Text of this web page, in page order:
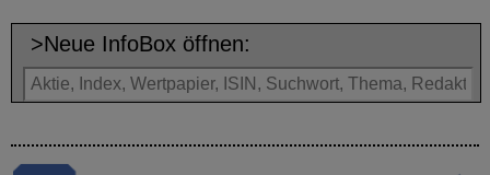
>Neue InfoBox öffnen: